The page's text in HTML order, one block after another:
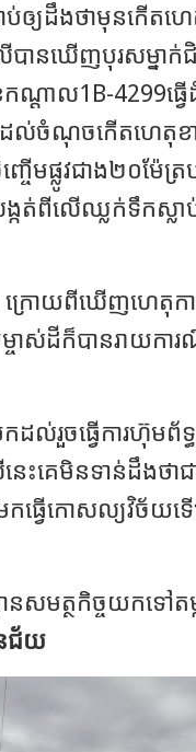
ប់ឲ្យដឹងថាមុនកើតហេ
នឃើញបុរសម្នាក់
ណ្ដាល1B-4299ធ្
ល់ចំណុចកើតហេតុខ
ញ្ចើមផ្លូវជាង២០
ត់ពីលើឈ្លក់ទឹកស្លា
រោយពីឃើញហេតុកា
ាស់ដីក៏បានរាយការ
ដល់រួចធ្វើការហ៊ុម
ះគេមិនទាន់ដឹងថាជ
កធ្វើកោសល្យវិច័យទ
ានសមត្ថកិច្ចយកទៅ
ជ័យ​